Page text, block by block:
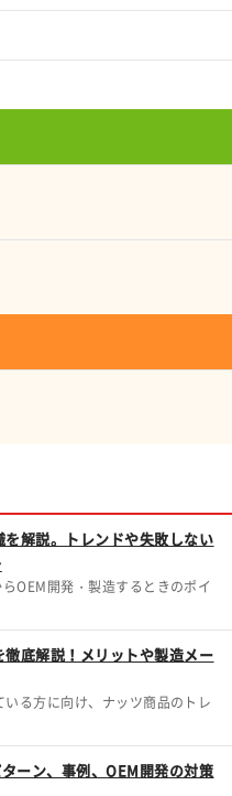
解説。トレンドや失敗しない
OEM開発・製造するときのポイ
徹底解説！メリットや製造メー
る方に向け、ナッツ商品のトレ
ーン、事例、OEM開発の対策